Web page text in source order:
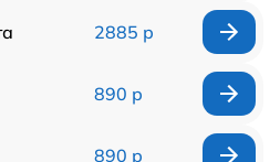
2885 р
890 р
890 р